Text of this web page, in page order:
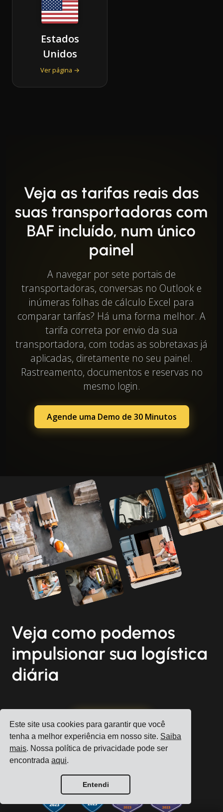
Este site usa cookies para garantir que você
tenha a melhor experiência em nosso site. Saiba
mais. Nossa política de privacidade pode ser
encontradaaqui.
Entendi
Estados
Unidos
Ver página →
Veja as tarifas reais das
suas transportadoras com
BAF incluído, num único
painel
A navegar por sete portais de
transportadoras, conversas no Outlook e
inúmeras folhas de cálculo Excel para
comparar tarifas? Há uma forma melhor. A
tarifa correta por envio da sua
transportadora, com todas as sobretaxas já
aplicadas, diretamente no seu painel.
Rastreamento, documentos e reservas no
mesmo login.
Agende uma Demo de 30 Minutos
Veja como podemos
impulsionar sua logística
diária
Registrar conta
Agende uma consulta gratuita